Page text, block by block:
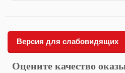
Версия для слабовидящих
Оцените качество